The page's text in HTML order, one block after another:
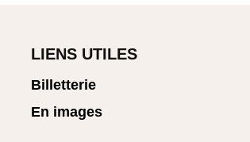
LIENS UTILES
Billetterie
En images